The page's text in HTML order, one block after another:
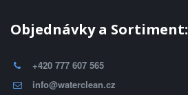
Objednávky a Sortiment:
+420 777 607 565
info@waterclean.cz